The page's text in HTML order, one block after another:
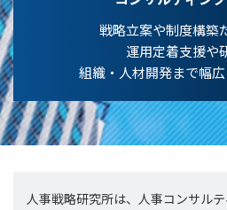
戦略立案や制度構築
運用定着支援や
組織・人材開発まで幅
人事戦略研究所は、人事コンサル